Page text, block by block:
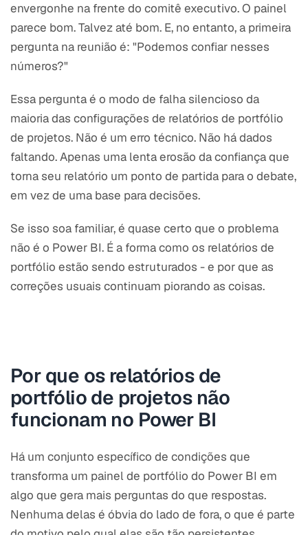
envergonhe na frente do comitê executivo. O painel
parece bom. Talvez até bom. E, no entanto, a primeira
pergunta na reunião é: "Podemos confiar nesses
números?"
Essa pergunta é o modo de falha silencioso da
maioria das configurações de relatórios de portfólio
de projetos. Não é um erro técnico. Não há dados
faltando. Apenas uma lenta erosão da confiança que
torna seu relatório um ponto de partida para o debate,
em vez de uma base para decisões.
Se isso soa familiar, é quase certo que o problema
não é o Power BI. É a forma como os relatórios de
portfólio estão sendo estruturados - e por que as
correções usuais continuam piorando as coisas.
Por que os relatórios de
portfólio de projetos não
funcionam no Power BI
Há um conjunto específico de condições que
transforma um painel de portfólio do Power BI em
algo que gera mais perguntas do que respostas.
Nenhuma delas é óbvia do lado de fora, o que é parte